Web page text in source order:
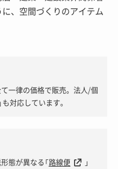
、空間づくりのアイテム
一律の価格で販売。法人/個
対応しています。
態が異なる「路線便
」